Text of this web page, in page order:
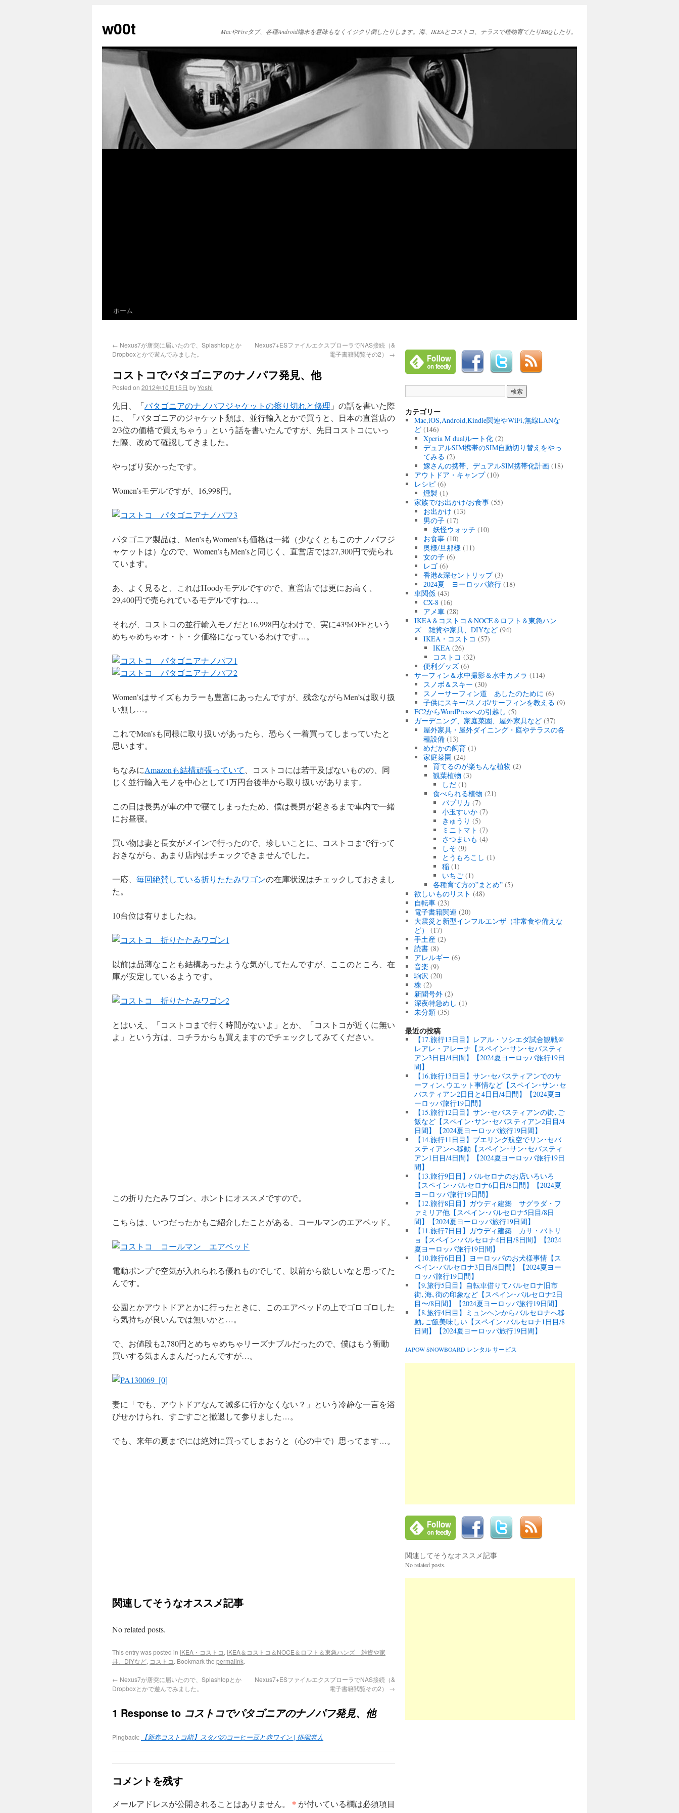
w00t MacやFireタブ、各種Android端末を意味もなくイジクリ倒したりします。海、IKEAとコストコ、テラスで植物育てたりBBQしたり。
ホーム
← Nexus7が唐突に届いたので、Splashtopとか
Dropboxとかで遊んでみました。
Nexus7+ESファイルエクスプローラでNAS接続（&
電子書籍閲覧その2） →
コストコでパタゴニアのナノパフ発見、他
Posted on 2012年10月15日 byYoshi
先日、「パタゴニアのナノパフジャケットの擦り切れと修理 」の話を書いた際
に、「パタゴニアのジャケット類は、並行輸入とかで買うと、日本の直営店の
2/3位の価格で買えちゃう」という話を書いたんですが、先日コストコにいっ
た際、改めて確認してきました。
やっぱり安かったです。
Women’sモデルですが、16,998円。
パタゴニア製品は、Men’sもWomen’sも価格は一緒（少なくともこのナノパフジ
ャケットは）なので、Women’sもMen’sと同じく、直営店では27,300円で売られ
ています。
あ、よく見ると、これはHoodyモデルですので、直営店では更にお高く、
29,400円で売られているモデルですね…。
それが、コストコの並行輸入モノだと16,998円なわけで、実に43%OFFという
めちゃめちゃオ・ト・ク価格になっているわけです…。
Women’sはサイズもカラーも豊富にあったんですが、残念ながらMen’sは取り扱
い無し…。
これでMen’sも同様に取り扱いがあったら、恐らく一着買ってしまっていたと
思います。
ちなみにAmazonも結構頑張っていて 、コストコには若干及ばないものの、同
じく並行輸入モノを中心として1万円台後半から取り扱いがあります。
この日は長男が車の中で寝てしまったため、僕は長男が起きるまで車内で一緒
にお昼寝。
買い物は妻と長女がメインで行ったので、珍しいことに、コストコまで行って
おきながら、あまり店内はチェックできませんでした。
一応、 毎回絶賛している折りたたみワゴンの在庫状況はチェックしておきまし
た。
10台位は有りましたね。
以前は品薄なことも結構あったような気がしてたんですが、ここのところ、在
庫が安定しているようです。
とはいえ、「コストコまで行く時間がないよ」とか、「コストコが近くに無い
よ」という方は、コチラからも買えますのでチェックしてみてください。
この折りたたみワゴン、ホントにオススメですので。
こちらは、いつだったかもご紹介したことがある、コールマンのエアベッド。
電動ポンプで空気が入れられる優れものでして、以前から欲しいなと思ってた
んです。
公園とかアウトドアとかに行ったときに、このエアベッドの上でゴロゴロした
ら気持ちが良いんでは無いかと…。
で、お値段も2,780円とめちゃめちゃリーズナブルだったので、僕はもう衝動
買いする気まんまんだったんですが…。
妻に「でも、アウトドアなんて滅多に行かなくない？」という冷静な一言を浴
びせかけられ、すごすごと撤退して参りました…。
でも、来年の夏までには絶対に買ってしまおうと（心の中で）思ってます…。
関連してそうなオススメ記事
No related posts.
This entry was posted in IKEA・コストコ, IKEA＆コストコ＆NOCE＆ロフト＆東急ハンズ 雑貨や家
具、DIYなど, コストコ. Bookmark the permalink.
← Nexus7が唐突に届いたので、Splashtopとか
Dropboxとかで遊んでみました。
Nexus7+ESファイルエクスプローラでNAS接続（&
電子書籍閲覧その2） →
1 Response to コストコでパタゴニアのナノパフ発見、他
Pingback: 【新春コストコ詣】スタバのコーヒー豆と赤ワイン | 徘徊老人
コメントを残す
メールアドレスが公開されることはありません。 * が付いている欄は必須項目
カテゴリー
Mac,iOS,Android,Kindle関連やWiFi,無線LANな
ど (146)
Xperia M dualルート化 (2)
デュアルSIM携帯のSIM自動切り替えをやっ
てみる (2)
嫁さんの携帯、デュアルSIM携帯化計画 (18)
アウトドア・キャンプ(10)
レシピ (6)
燻製 (1)
家族で/お出かけ/お食事 (55)
お出かけ (13)
男の子 (17)
妖怪ウォッチ (10)
お食事 (10)
奥様/旦那様 (11)
女の子 (6)
レゴ (6)
香港&深セントリップ(3)
2024夏 ヨーロッパ旅行 (18)
車関係 (43)
CX-8 (16)
アメ車 (28)
IKEA＆コストコ＆NOCE＆ロフト＆東急ハン
ズ 雑貨や家具、DIYなど (94)
IKEA・コストコ (57)
IKEA(26)
コストコ (32)
便利グッズ (6)
サーフィン＆水中撮影＆水中カメラ (114)
スノボ＆スキー (30)
スノーサーフィン道 あしたのために (6)
子供にスキー/スノボ/サーフィンを教える (9)
FC2からWordPressへの引越し (5)
ガーデニング、家庭菜園、屋外家具など (37)
屋外家具・屋外ダイニング・庭やテラスの各
種設備 (13)
めだかの飼育 (1)
家庭菜園 (24)
育てるのが楽ちんな植物 (2)
観葉植物 (3)
しだ(1)
食べられる植物 (21)
パプリカ (7)
小玉すいか(7)
きゅうり (5)
ミニトマト (7)
さつまいも (4)
しそ (9)
とうもろこし (1)
稲(1)
いちご(1)
各種育て方の”まとめ”(5)
欲しいものリスト (48)
自転車 (23)
電子書籍関連 (20)
大震災と新型インフルエンザ（非常食や備えな
ど）
(17)
手土産 (2)
読書 (8)
アレルギー (6)
音楽 (9)
駒沢 (20)
株 (2)
新聞号外 (2)
深夜特急めし (1)
未分類 (35)
最近の投稿
【17.旅行13日目】レアル・ソシエダ試合観戦@
レアレ・アレーナ【スペイン･サン･セバスティ
アン3日目/4日間】【2024夏ヨーロッパ旅行19日
間】
【16.旅行13日目】サン･セバスティアンでのサ
ーフィン､ウエット事情など【スペイン･サン･セ
バスティアン2日目と4日目/4日間】【2024夏ヨ
ーロッパ旅行19日間】
【15.旅行12日目】サン･セバスティアンの街､ご
飯など【スペイン･サン･セバスティアン2日目/4
日間】【2024夏ヨーロッパ旅行19日間】
【14.旅行11日目】ブエリング航空でサン･セバ
スティアンへ移動【スペイン･サン･セバスティ
アン1日目/4日間】【2024夏ヨーロッパ旅行19日
間】
【13.旅行9日目】バルセロナのお店いろいろ
【スペイン･バルセロナ6日目/8日間】【2024夏
ヨーロッパ旅行19日間】
【12.旅行8日目】ガウディ建築 サグラダ・フ
ァミリア他【スペイン･バルセロナ5日目/8日
間】【2024夏ヨーロッパ旅行19日間】
【11.旅行7日目】ガウディ建築 カサ・バトリ
ョ【スペイン･バルセロナ4日目/8日間】【2024
夏ヨーロッパ旅行19日間】
【10.旅行6日目】ヨーロッパのお犬様事情【ス
ペイン･バルセロナ3日目/8日間】【2024夏ヨー
ロッパ旅行19日間】
【9.旅行5日目】自転車借りてバルセロナ旧市
街､海､街の印象など【スペイン･バルセロナ2日
目〜/8日間】【2024夏ヨーロッパ旅行19日間】
【8.旅行4日目】ミュンヘンからバルセロナへ移
動｡ご飯美味しい【スペイン･バルセロナ1日目/8
日間】【2024夏ヨーロッパ旅行19日間】
JAPOW SNOWBOARD レンタル サービス
関連してそうなオススメ記事
No related posts.